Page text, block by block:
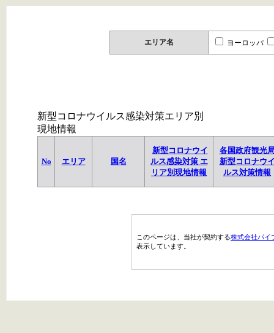
エリア名 ヨーロッパ
新型コロナウイルス感染対策エリア別
現地情報
No エリア 国名
新型コロナウイ
ルス感染対策 エ
リア別現地情報
各国政府観光
新型コロナウ
ルス対策情報
このページは、当社が契約する株式会社パイ
表示しています。